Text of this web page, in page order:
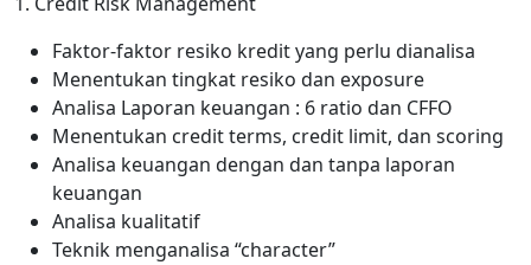
Faktor-faktor resiko kredit yang perlu dianalisa
Menentukan tingkat resiko dan exposure
Analisa Laporan keuangan : 6 ratio dan CFFO
Menentukan credit terms, credit limit, dan scoring
Analisa keuangan dengan dan tanpa laporan
keuangan
Analisa kualitatif
Teknik menganalisa “character”